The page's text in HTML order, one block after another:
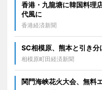
香港・九龍塘に韓国料
代風に
香港経済新聞
SC相模原、熊本と引き
相模原町田経済新聞
関門海峡花火大会、無料